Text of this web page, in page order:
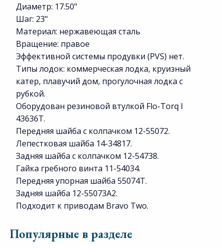
Диаметр: 17.50"
Шаг: 23"
Материал: нержавеющая сталь
Вращение: правое
Эффективной системы продувки (PVS) нет.
Типы лодок: коммерческая лодка, круизный
катер, плавучий дом, прогулочная лодка с
рубкой.
Оборудован резиновой втулкой Flo-Torq I
43636T.
Передняя шайба с колпачком 12-55072.
Лепестковая шайба 14-34817.
Задняя шайба с колпачком 12-54738.
Гайка гребного винта 11-54034.
Передняя упорная шайба 55074T.
Задняя шайба 12-55073A2.
Подходит к приводам Bravo Two.
Популярные в разделе